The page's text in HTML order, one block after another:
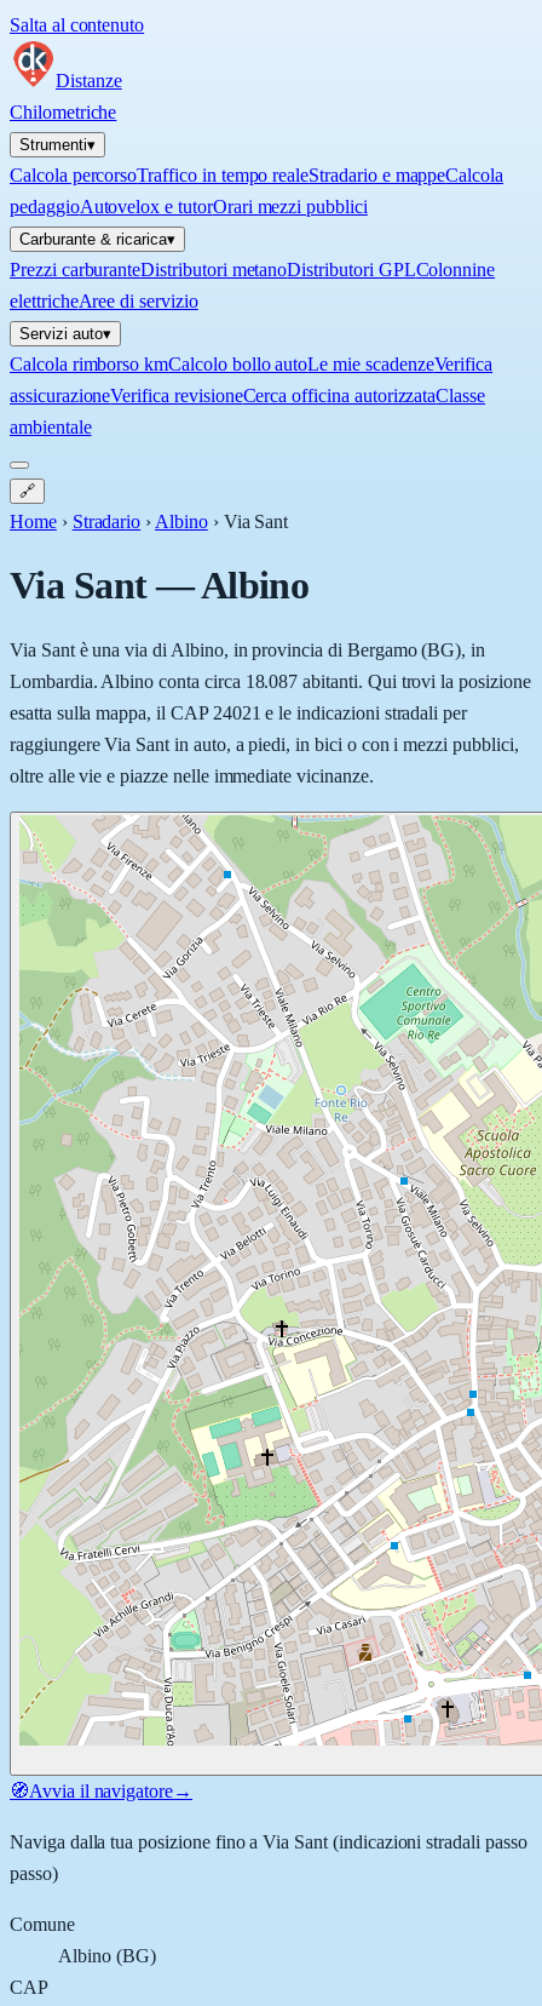
Salta al contenuto
Distanze
Chilometriche
Strumenti▾
Calcola percorsoTraffico in tempo realeStradario e mappeCalcola
pedaggioAutovelox e tutorOrari mezzi pubblici
Carburante & ricarica▾
Prezzi carburanteDistributori metanoDistributori GPLColonnine
elettricheAree di servizio
Servizi auto▾
Calcola rimborso kmCalcolo bollo autoLe mie scadenzeVerifica
assicurazioneVerifica revisioneCerca officina autorizzataClasse
ambientale
🔗
Home › Stradario › Albino › Via Sant
Via Sant—Albino
Via Sant è una via di Albino, in provincia di Bergamo (BG), in
Lombardia. Albino conta circa 18.087 abitanti. Qui trovi la posizione
esatta sulla mappa, il CAP 24021 e le indicazioni stradali per
raggiungere Via Sant in auto, a piedi, in bici o con i mezzi pubblici,
oltre alle vie e piazze nelle immediate vicinanze.
🧭Avvia il navigatore→
Naviga dalla tua posizione fino aVia Sant (indicazioni stradali passo
passo)
Comune
Albino(BG)
CAP